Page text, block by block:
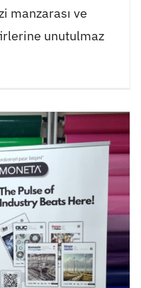
manzarası ve
unutulmaz